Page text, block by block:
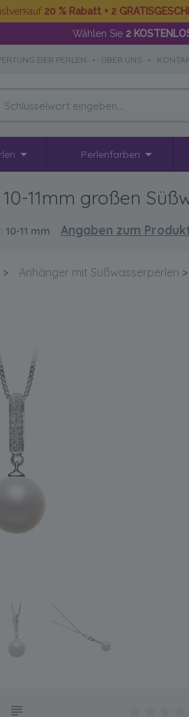
20 % Rabatt + 2
Wählen Sie 2
DER PERLEN • ÜBER UNS •
Perlenfarben
11mm großen
10-11 mm Angaben zum
> Anhänger mit Süßwasserperlen >